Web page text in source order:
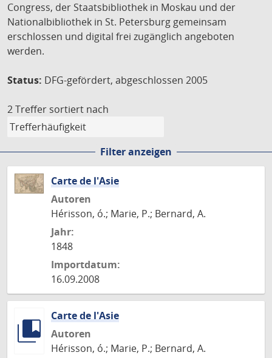
Congress, der Staatsbibliothek in Moskau und der
Nationalbibliothek in St. Petersburg gemeinsam
erschlossen und digital frei zugänglich angeboten
werden.
Status: DFG-gefördert, abgeschlossen 2005
2 Treffer sortiert nach
Filter anzeigen
Carte de l'Asie
Autoren
Hérisson, ó.; Marie, P.; Bernard, A.
Jahr:
1848
Importdatum:
16.09.2008
Carte de l'Asie
Autoren
Hérisson, ó.; Marie, P.; Bernard, A.